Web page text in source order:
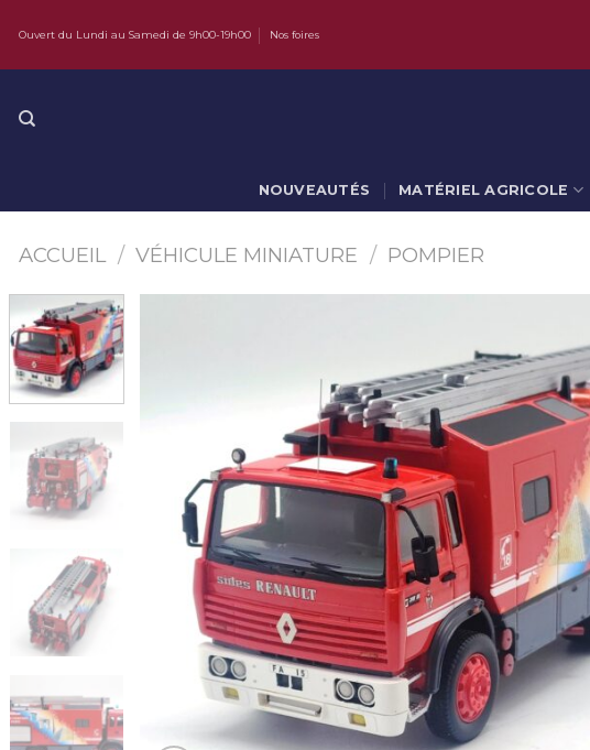
content
Ouvert du Lundi au Samedi de 9h00-19h00 Nos foires
NOUVEAUTÉS MATÉRIEL AGRICOLE
ACCUEIL / VÉHICULE MINIATURE / POMPIER